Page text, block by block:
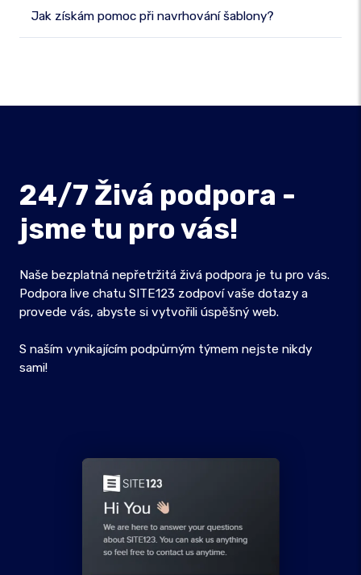
Jak získám pomoc při navrhování šablony?
24/7 Živá podpora -
jsme tu pro vás!
Naše bezplatná nepřetržitá živá podpora je tu pro vás.
Podpora live chatu SITE123 zodpoví vaše dotazy a
provede vás, abyste si vytvořili úspěšný web.
S naším vynikajícím podpůrným týmem nejste nikdy
sami!